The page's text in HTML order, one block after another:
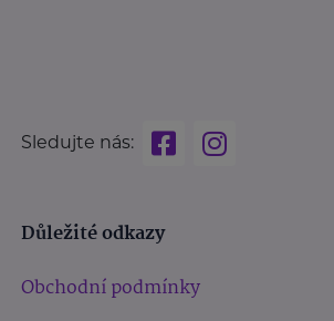
Sledujte nás:
Důležité odkazy
Obchodní podmínky